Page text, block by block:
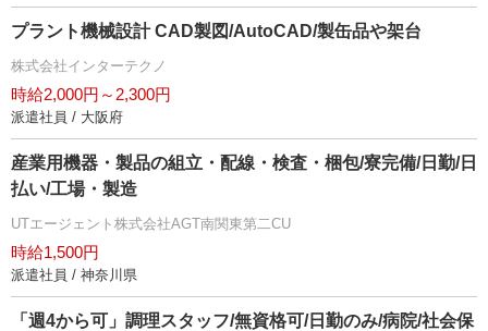
プラント機械設計 CAD製図/AutoCAD/製缶品や架台
株式会社インターテクノ
時給2,000円～2,300円
派遣社員 / 大阪府
産業用機器・製品の組立・配線・検査・梱包/寮完備/日勤/日
払い/工場・製造
UTエージェント株式会社AGT南関東第二CU
時給1,500円
派遣社員 / 神奈川県
「週4から可」調理スタッフ/無資格可/日勤のみ/病院/社会保